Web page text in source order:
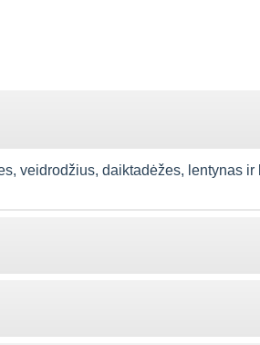
veidrodžius, daiktadėžes, lentynas